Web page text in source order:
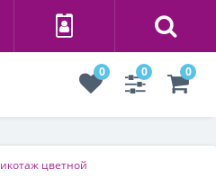
0 0 0
цветной